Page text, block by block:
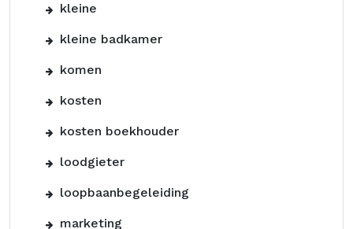
kleine
kleine badkamer
komen
kosten
kosten boekhouder
loodgieter
loopbaanbegeleiding
marketing